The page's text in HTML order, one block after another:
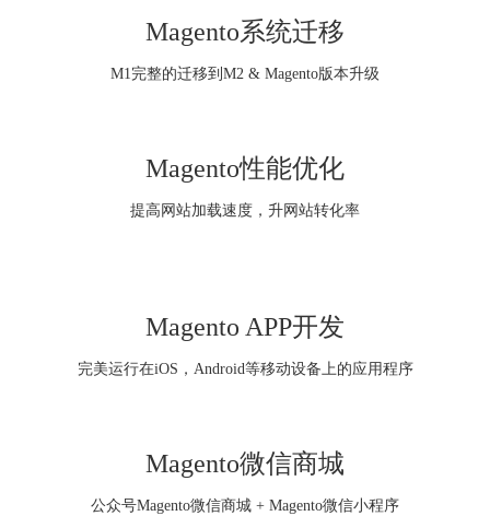
Magento系统迁移
M1完整的迁移到M2 & Magento版本升级
Magento性能优化
提高网站加载速度，升网站转化率
Magento APP开发
完美运行在iOS，Android等移动设备上的应用程序
Magento微信商城
公众号Magento微信商城 + Magento微信小程序